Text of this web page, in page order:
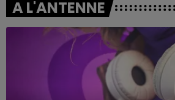
A L'ANTENNE